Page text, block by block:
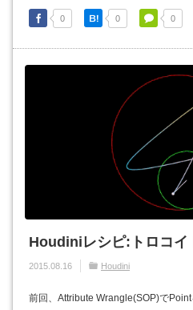
0 0 0
Houdiniレシピ:トロコイ
2015.08.16 Houdini
前回、Attribute Wrangle(SOP)で